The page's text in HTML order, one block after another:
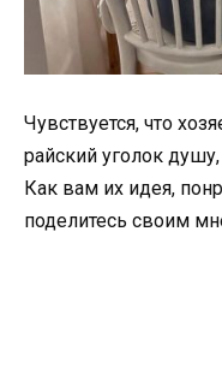
Чувствуется, что
райский уголок
Как вам их идея,
поделитесь своим